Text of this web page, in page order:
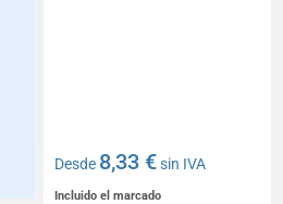
Desde 8,33 €sin IVA
Incluido el marcado